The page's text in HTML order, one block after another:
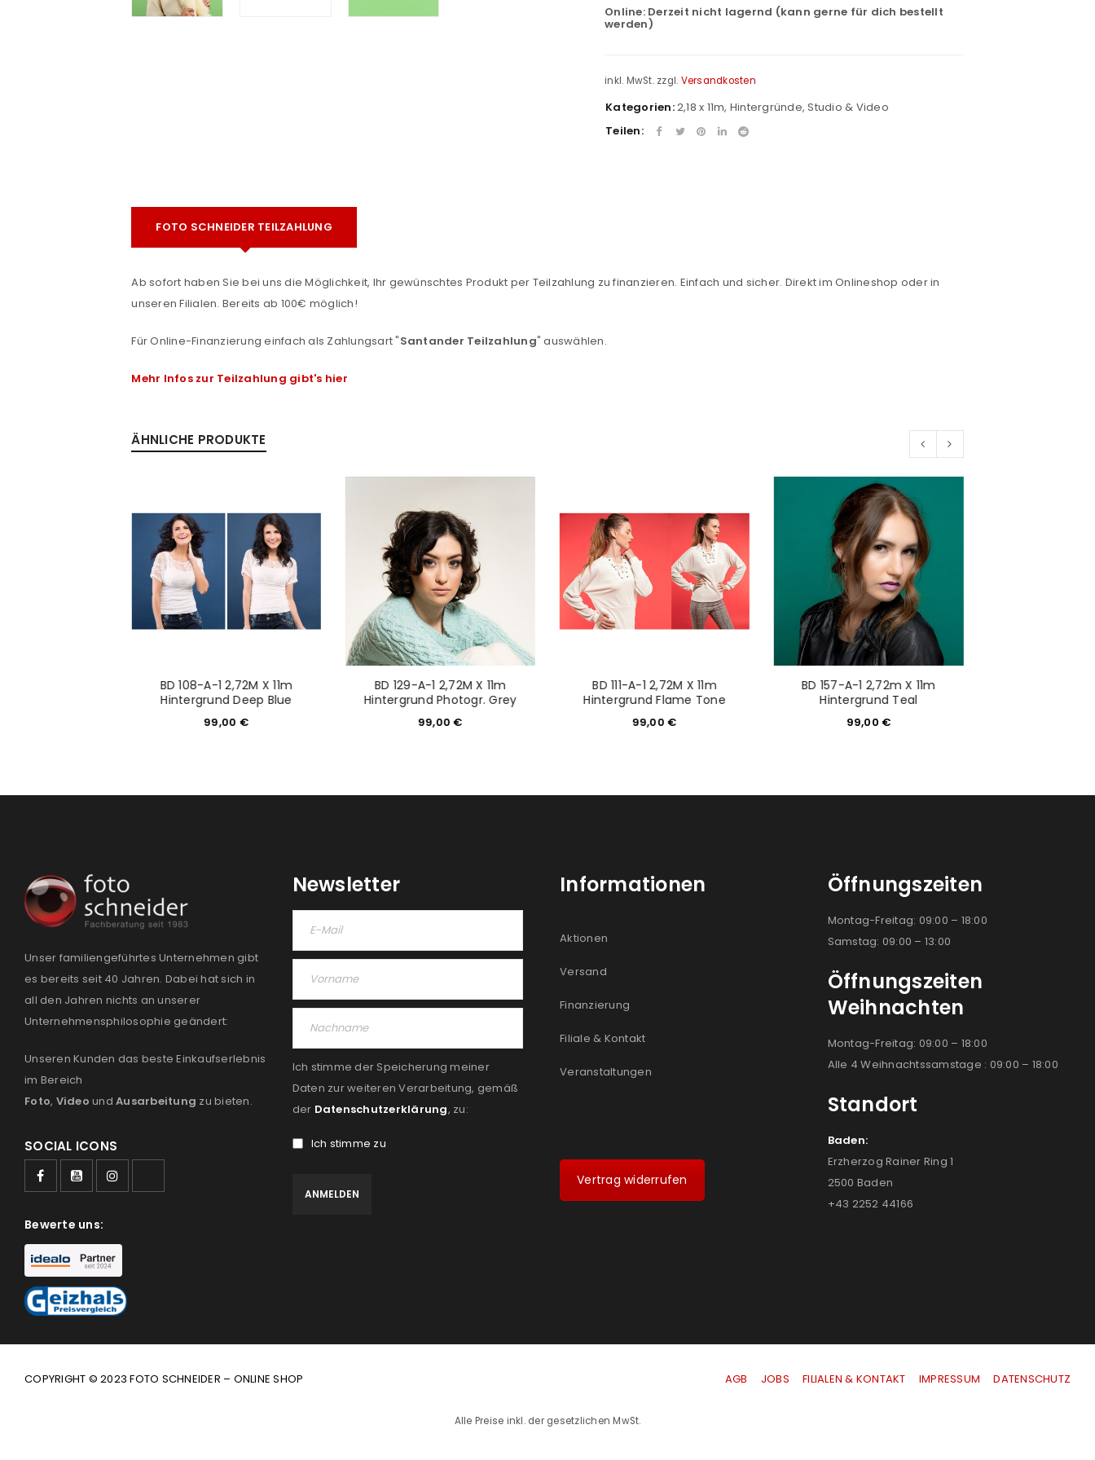
Benutzername oder E-Mail-Adresse*
Anmeldeformular geschützt durch
PASSWORT VERGESSEN?
E-Mail-Adresse*
Ja, ich möchte ein Kundenkonto eröffnen und akzeptiere die
Datenschutzerklärung
*
REGISTRIEREN
Online: Derzeit nicht lagernd (kann gerne für dich bestellt
werden)
inkl. MwSt. zzgl. Versandkosten
Kategorien:2,18 x 11m, Hintergründe,Studio & Video
Teilen:
FOTO SCHNEIDER TEILZAHLUNG
Ab sofort haben Sie bei uns die Möglichkeit, Ihr gewünschtes Produkt per Teilzahlung zu finanzieren. Einfach und sicher. Direkt im Onlineshop oder in
unseren Filialen. Bereits ab 100€ möglich!
Für Online-Finanzierung einfach als Zahlungsart "Santander Teilzahlung" auswählen.
Mehr Infos zur Teilzahlung gibt's hier
ÄHNLICHE PRODUKTE
BD 108-A-1 2,72M X 11m
Hintergrund Deep Blue
99,00 €
BD 129-A-1 2,72M X 11m
Hintergrund Photogr. Grey
99,00€
BD 111-A-1 2,72M X 11m
Hintergrund Flame Tone
99,00€
BD 157-A-1 2,72m X 11m
Hintergrund Teal
99,00 €
Unser familiengeführtes Unternehmen gibt
es bereits seit 40 Jahren. Dabei hat sich in
all den Jahren nichts an unserer
Unternehmensphilosophie geändert:
Unseren Kunden das beste Einkaufserlebnis
im Bereich
Foto, Video und Ausarbeitung zu bieten.
SOCIAL ICONS
Bewerte uns:
Newsletter
Ich stimme der Speicherung meiner
Daten zur weiteren Verarbeitung, gemäß
der Datenschutzerklärung, zu:
Ich stimme zu
Informationen
Aktionen
Versand
Finanzierung
Filiale & Kontakt
Veranstaltungen
Vertrag widerrufen
Öffnungszeiten
Montag-Freitag: 09:00 – 18:00
Samstag: 09:00 – 13:00
Öffnungszeiten
Weihnachten
Montag-Freitag: 09:00 – 18:00
Alle 4 Weihnachtssamstage : 09:00 – 18:00
Standort
Baden:
Erzherzog Rainer Ring 1
2500 Baden
+43 2252 44166
COPYRIGHT © 2023 FOTO SCHNEIDER – ONLINE SHOP AGB JOBS FILIALEN & KONTAKT IMPRESSUM |DATENSCHUTZ
Alle Preise inkl. der gesetzlichen MwSt.